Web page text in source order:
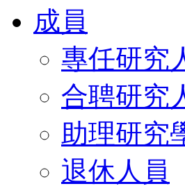
成員
專任研究
合聘研究
助理研究
退休人員